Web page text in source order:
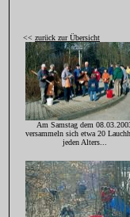
<< zurück zur Übersicht
Am Samstag dem
versammeln sich etwa 20
jeden Alters...